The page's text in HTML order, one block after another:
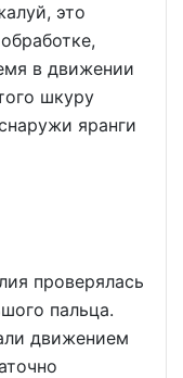
это
в движении
шкуру
яранги
проверялась
пальца.
движением